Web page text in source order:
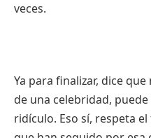
veces.
Ya para finalizar, dice
de una celebridad,
ridículo. Eso sí, respeta